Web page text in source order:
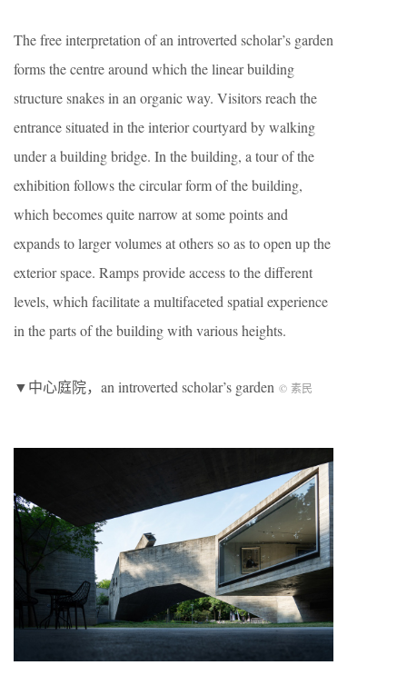
The free interpretation of an introverted scholar’s garden
forms the centre around which the linear building
structure snakes in an organic way. Visitors reach the
entrance situated in the interior courtyard by walking
under a building bridge. In the building, a tour of the
exhibition follows the circular form of the building,
which becomes quite narrow at some points and
expands to larger volumes at others so as to open up the
exterior space. Ramps provide access to the different
levels, which facilitate a multifaceted spatial experience
in the parts of the building with various heights.
▼中心庭院，an introverted scholar’s garden © 素民